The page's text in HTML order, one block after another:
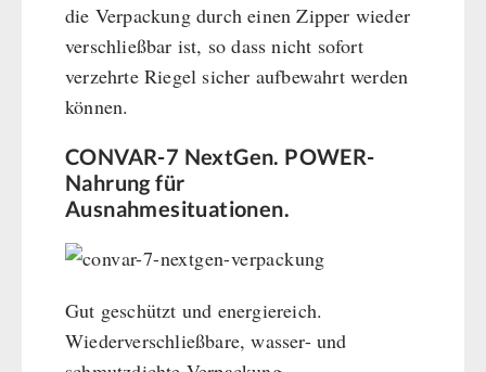
die Verpackung durch einen Zipper wieder
verschließbar ist, so dass nicht sofort
verzehrte Riegel sicher aufbewahrt werden
können.
CONVAR-7 NextGen. POWER-
Nahrung für
Ausnahmesituationen.
Gut geschützt und energiereich.
Wiederverschließbare, wasser- und